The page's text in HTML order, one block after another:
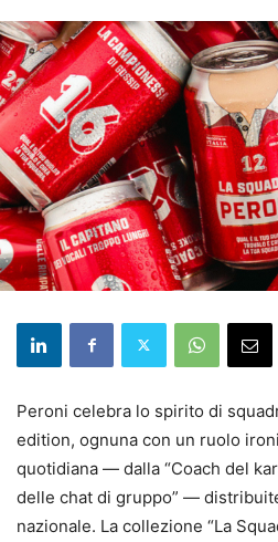
Peroni celebra lo spirito di
edition, ognuna con un ruolo
quotidiana — dalla “Coach del
delle chat di gruppo” —
nazionale. La collezione “La